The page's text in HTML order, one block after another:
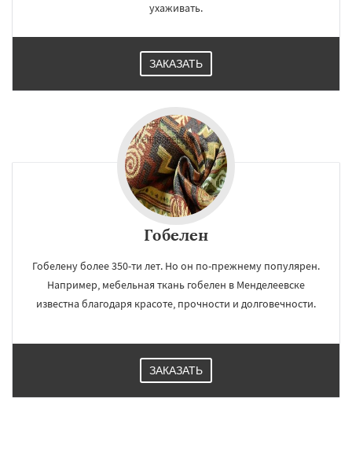
ухаживать.
ЗАКАЗАТЬ
Гобелен
Гобелену более 350-ти лет. Но он по-прежнему популярен.
Например, мебельная ткань гобелен в Менделеевске
известна благодаря красоте, прочности и долговечности.
ЗАКАЗАТЬ